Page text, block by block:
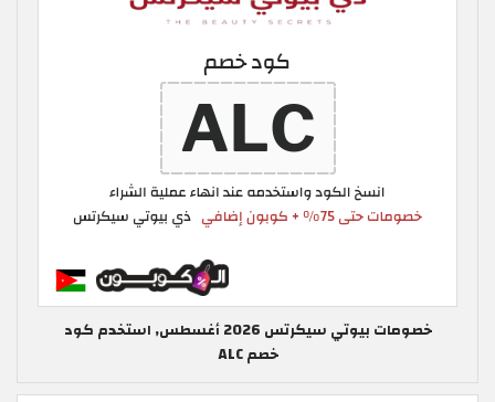
خصومات بيوتي سيكرتس 2026 أغسطس, استخدم كود
خصم ALC